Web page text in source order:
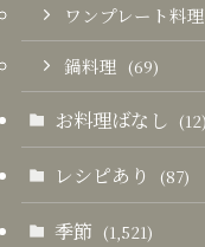
ワンプレート料理
鍋料理 (69)
お料理ばなし (12)
レシピあり (87)
季節 (1,521)